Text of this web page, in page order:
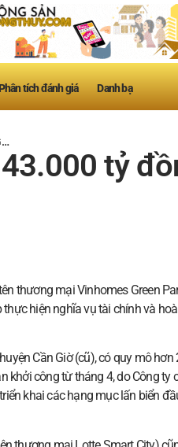
tích đánh giá Danh bạ
tỷ
thương mại Vinhomes Green
hiện nghĩa vụ tài chính và
Cần Giờ (cũ), có quy mô hơn
khởi công từ tháng 4, do Công ty
khai các hạng mục lấn biển